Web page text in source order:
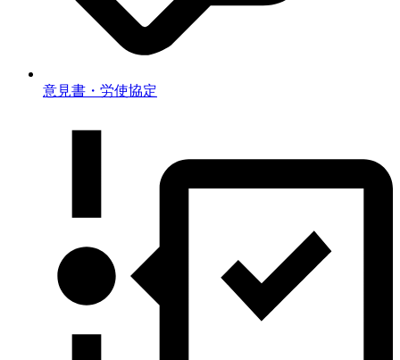
意見書・労使協定